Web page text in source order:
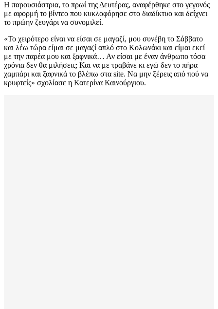
Η παρουσιάστρια, το πρωί της Δευτέρας, αναφέρθηκε στο γεγονός
με αφορμή το βίντεο που κυκλοφόρησε στο διαδίκτυο και δείχνει
το πρώην ζευγάρι να συνομιλεί.
«Το χειρότερο είναι να είσαι σε μαγαζί, μου συνέβη το Σάββατο
και λέω τώρα είμαι σε μαγαζί απλό στο Κολωνάκι και είμαι εκεί
με την παρέα μου και ξαφνικά… Αν είσαι με έναν άνθρωπο τόσα
χρόνια δεν θα μιλήσεις; Και να με τραβάνε κι εγώ δεν το πήρα
χαμπάρι και ξαφνικά το βλέπω στα site. Να μην ξέρεις από πού να
κρυφτείς» σχολίασε η Κατερίνα Καινούργιου.